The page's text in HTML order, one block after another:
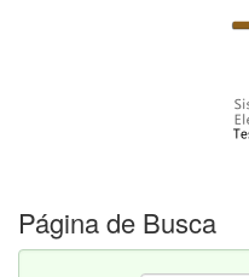
Página de Busca